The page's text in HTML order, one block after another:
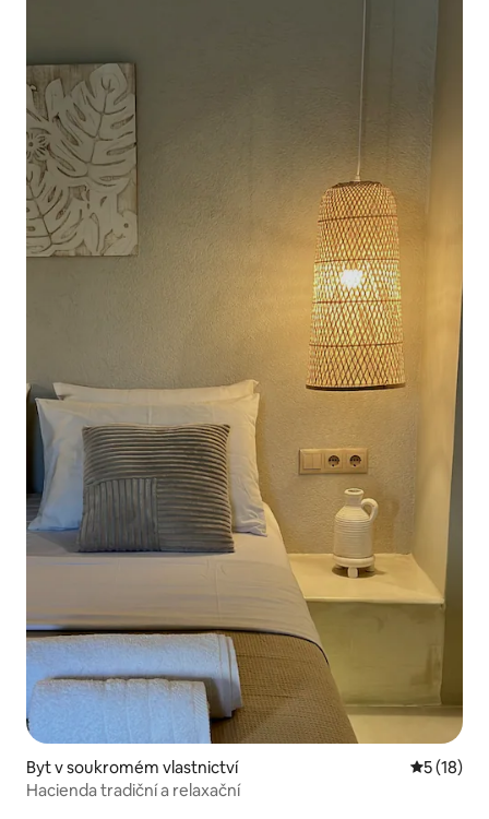
Byt v soukromém vlastnictví Průměrné
5 (18)
Hacienda tradiční a relaxační